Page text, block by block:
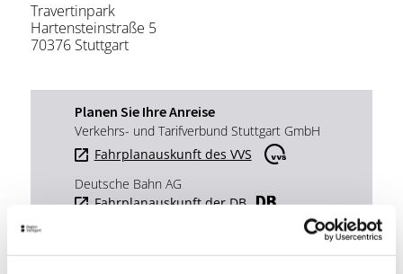
Travertinpark
Hartensteinstraße 5
70376 Stuttgart
Planen Sie Ihre Anreise
Verkehrs- und Tarifverbund Stuttgart GmbH
Fahrplanauskunft des VVS
Deutsche Bahn AG
Fahrplanauskunft der DB
Google Maps Route